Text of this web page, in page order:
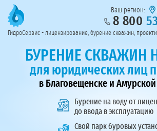
Предоставим полный пакет документов
Пригласить в тендер
Колл-центр на
Ваш регион:
8 800
БУРЕНИЕ СКВАЖИН
для юридических лиц
в Благовещенске и
Бурение на водуот
до ввода в эксплуатацию
Свой парк буровых